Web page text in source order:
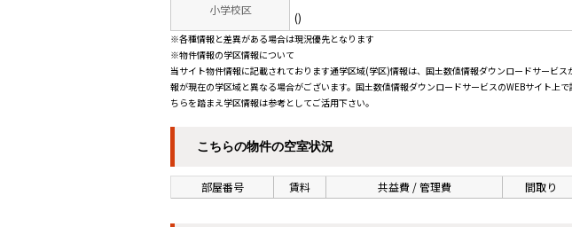
小学校区
()
※各種情報と差異がある場合は現況優先となります
※物件情報の学区情報について
当サイト物件情報に記載されております通学区域(学区)情報は、国土数値情報ダウンロードサービ
報が現在の学区域と異なる場合がございます。国土数値情報ダウンロードサービスのWEBサイト
ちらを踏まえ学区情報は参考としてご活用下さい。
こちらの物件の空室状況
部屋番号 賃料 共益費 / 管理費 間取り